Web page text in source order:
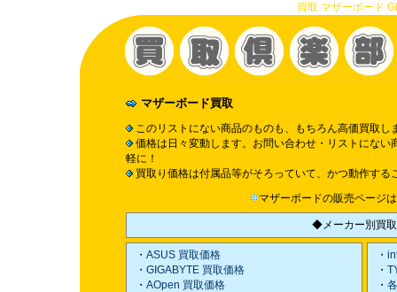
買取 マザーボード
マザーボード買取
このリストにない商品のものも、もちろん高価買取し
価格は日々変動します。お問い合わせ・リストにない
軽に！
買取り価格は付属品等がそろっていて、かつ動作する
マザーボードの販売ページ
◆メーカー別買
・ ASUS 買取価格
・ GIGABYTE 買取価格
・ AOpen 買取価格
・
・
・